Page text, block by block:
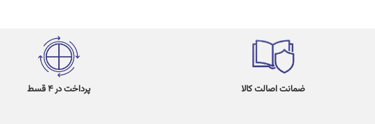
ضمانت اصالت کالا پرداخت در 4 قسط